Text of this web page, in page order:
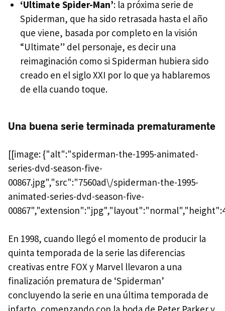
‘Ultimate Spider-Man’: la próxima serie de
Spiderman, que ha sido retrasada hasta el año
que viene, basada por completo en la visión
“Ultimate” del personaje, es decir una
reimaginación como si Spiderman hubiera sido
creado en el sigloXXI por lo que ya hablaremos
de ella cuando toque.
Una buena serie terminada prematuramente
[[image: {"alt":"spiderman-the-1995-animated-
series-dvd-season-five-
00867.jpg","src":"7560ad\/spiderman-the-1995-
animated-series-dvd-season-five-
En 1998, cuando llegó el momento de producir la
quinta temporada de la serie las diferencias
creativas entre FOX y Marvel llevaron a una
finalización prematura de ‘Spiderman’
concluyendo la serie en una última temporada de